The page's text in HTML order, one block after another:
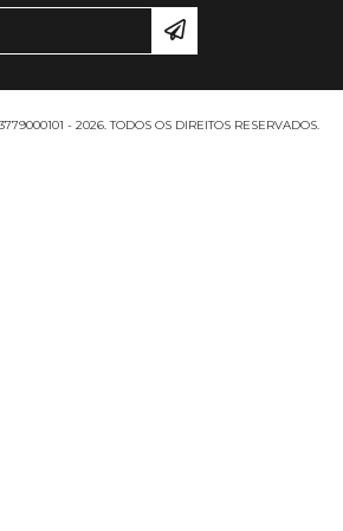
- 2026. TODOS OS DIREITOS RESERVADOS.